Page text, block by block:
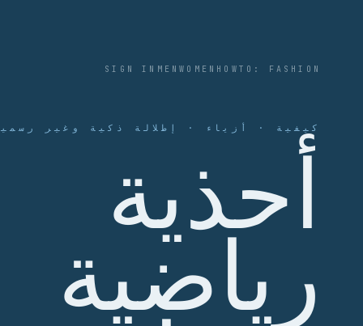
HOWTO: FASHION
WOMEN
MEN
SIGN IN
كيفية · أزياء · إطلالة ذكية وغير
أحذية
رياضية